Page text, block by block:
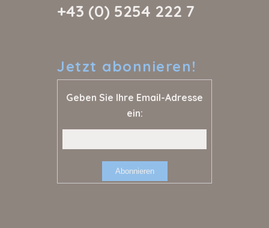
+43 (0) 5254 222 7
Jetzt abonnieren!
Geben Sie Ihre Email-Adresse
ein: